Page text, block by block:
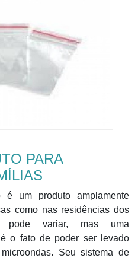
PARA
um produto amplamente
como nas residências dos
pode variar, mas uma
o fato de poder ser levado
Seu sistema de